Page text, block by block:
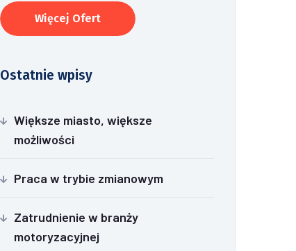
Więcej Ofert
Ostatnie wpisy
Większe miasto, większe
możliwości
Praca w trybie zmianowym
Zatrudnienie w branży
motoryzacyjnej